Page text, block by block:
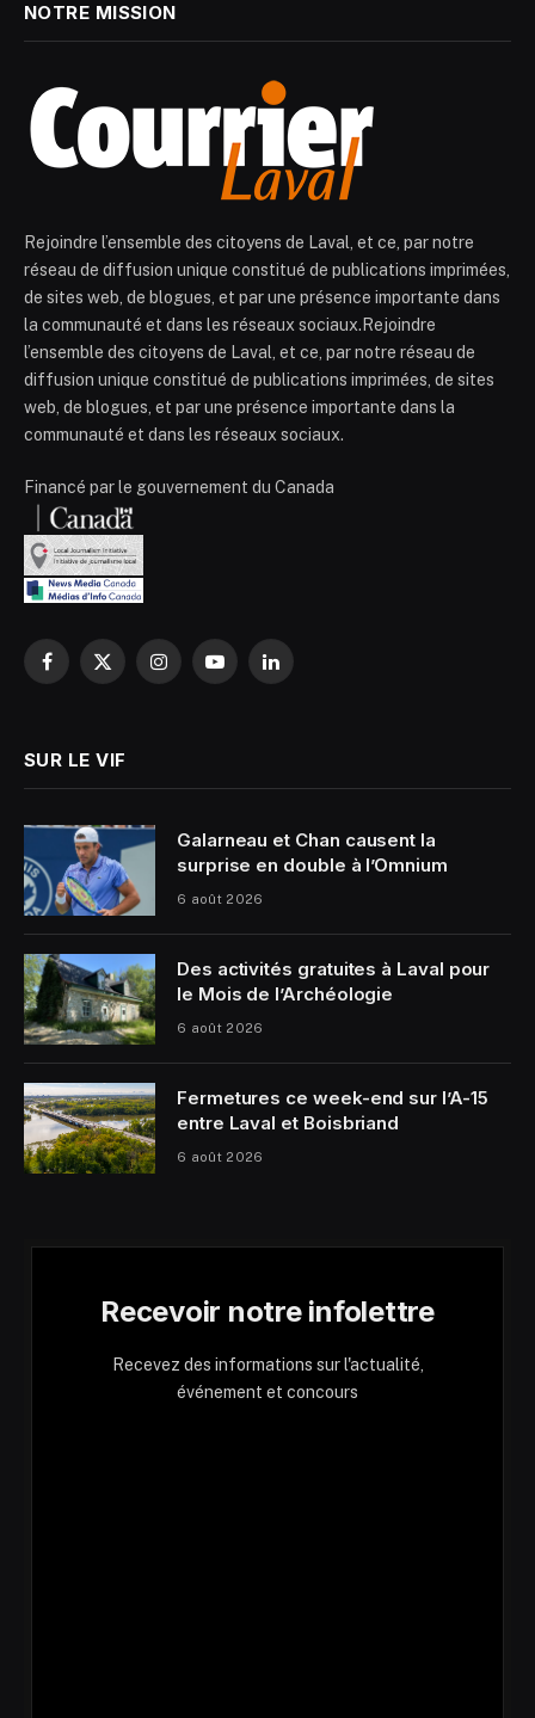
NOTRE MISSION
Rejoindre l’ensemble des citoyens de Laval, et ce, par notre
réseau de diffusion unique constitué de publications imprimées,
de sites web, de blogues, et par une présence importante dans
la communauté et dans les réseaux sociaux.Rejoindre
l’ensemble des citoyens de Laval, et ce, par notre réseau de
diffusion unique constitué de publications imprimées, de sites
web, de blogues, et par une présence importante dans la
communauté et dans les réseaux sociaux.
Financé par le gouvernement du Canada
Facebook
X
InstagramYouTubeLinkedIn
SUR LE VIF
Galarneau et Chan causent la
surprise en double à l’Omnium
6 août 2026
Des activités gratuites à Laval pour
le Mois de l’Archéologie
6 août 2026
Fermetures ce week-end sur l’A-15
entre Laval et Boisbriand
6 août 2026
Recevoir notre infolettre
Recevez des informations sur l'actualité,
événement et concours